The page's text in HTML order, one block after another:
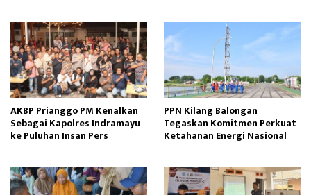
AKBP Prianggo PM Kenalkan
Sebagai Kapolres Indramayu
ke Puluhan Insan Pers
PPN Kilang Balongan
Tegaskan Komitmen Perkuat
Ketahanan Energi Nasional